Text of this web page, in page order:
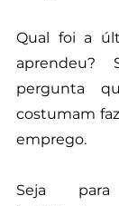
Qual foi a
pergunta
costumam
emprego.
Seja